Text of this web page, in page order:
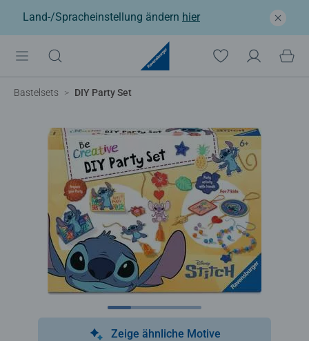
Land-/Spracheinstellung ändern hier
Bastelsets DIY Party Set
Zeige ähnliche Motive